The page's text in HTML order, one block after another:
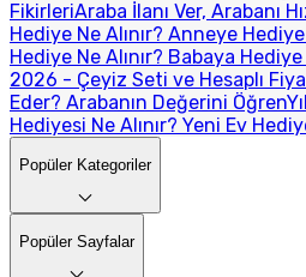
FikirleriAraba İlanı Ver, Arabanı
Hediye Ne Alınır? Anneye
Hediye Ne Alınır? Babaya
2026 - Çeyiz Seti ve Hesaplı
Eder? Arabanın Değerini Öğren
Hediyesi Ne Alınır? Yeni Ev
Popüler Kategoriler
Popüler Sayfalar